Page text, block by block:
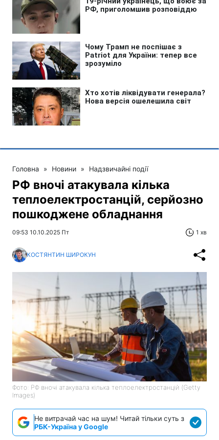
Головна » Новини » Надзвичайні події
РФ вночі атакувала кілька
теплоелектростанцій, серйозно
пошкоджене обладнання
09:53 10.10.2025 Пт 1 хв
КОСТЯНТИН ШИРОКУН
Фото: РФ вночі атакувала кілька теплоелектростанцій (Getty
Images)
Не витрачай час на шум! Читай тільки суть з
РБК-Україна у Google